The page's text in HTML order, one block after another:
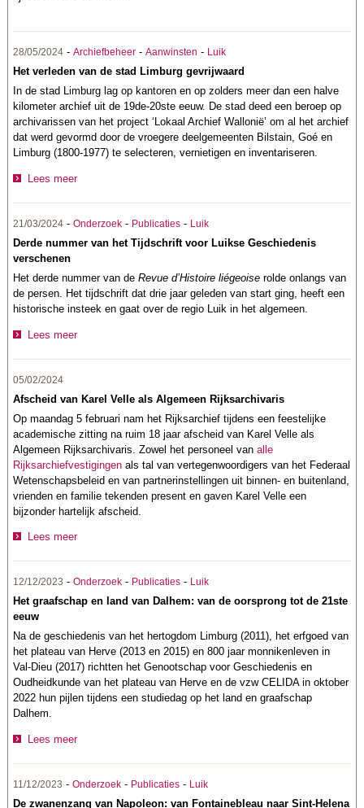
28/05/2024 -Archiefbeheer -Aanwinsten - Luik
Het verleden van de stad Limburg gevrijwaard
In de stad Limburg lag op kantoren en op zolders meer dan een halve
kilometer archief uit de 19de-20ste eeuw. De stad deed een beroep op
archivarissen van het project ‘Lokaal Archief Wallonië’ om al het archief
dat werd gevormd door de vroegere deelgemeenten Bilstain, Goé en
Limburg (1800-1977) te selecteren, vernietigen en inventariseren.
Lees meer
21/03/2024 -Onderzoek - Publicaties - Luik
Derde nummer van het Tijdschrift voor Luikse Geschiedenis
verschenen
Het derde nummer van deRevue d’Histoire liégeoise rolde onlangs van
de persen. Het tijdschrift dat drie jaar geleden van start ging, heeft een
historische insteek en gaat over de regio Luik in het algemeen.
Lees meer
05/02/2024
Afscheid van Karel Velle als Algemeen Rijksarchivaris
Op maandag 5 februari nam het Rijksarchief tijdens een feestelijke
academische zitting na ruim 18 jaar afscheid van Karel Velle als
Algemeen Rijksarchivaris. Zowel het personeel vanalle
Rijksarchiefvestigingen als tal van vertegenwoordigers van het Federaal
Wetenschapsbeleiden van partnerinstellingen uit binnen- en buitenland,
vrienden en familie tekenden present en gaven Karel Velle een
bijzonder hartelijk afscheid.
Lees meer
12/12/2023 -Onderzoek - Publicaties - Luik
Het graafschap en land van Dalhem: van de oorsprong tot de 21ste
eeuw
Na de geschiedenis van het hertogdom Limburg (2011), het erfgoed van
het plateau van Herve (2013 en 2015) en 800 jaar monnikenleven in
Val-Dieu (2017) richtten het Genootschap voor Geschiedenis en
Oudheidkunde van het plateau van Herve en de vzw CELIDA in oktober
2022 hun pijlen tijdens een studiedag op het land en graafschap
Dalhem.
Lees meer
11/12/2023 -Onderzoek - Publicaties - Luik
De zwanenzang van Napoleon: van Fontainebleau naar Sint-Helena